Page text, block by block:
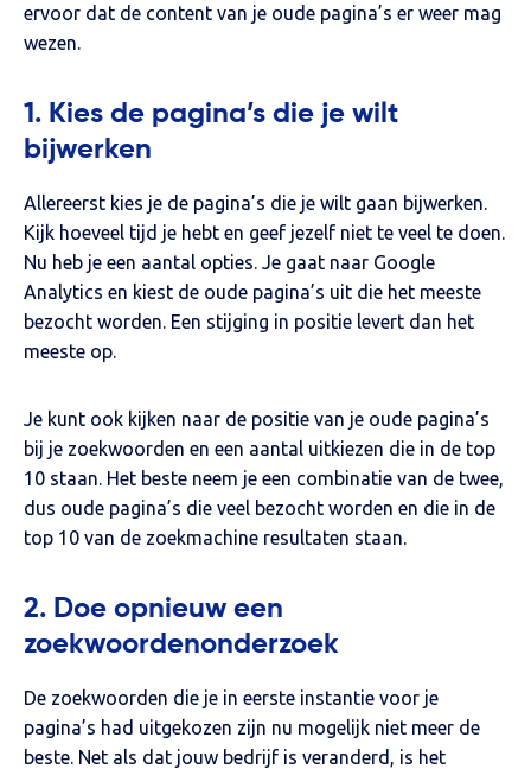
ervoor dat de content van je oude pagina’s er weer mag
wezen.
1. Kies de pagina’s die je wilt
bijwerken
Allereerst kies je de pagina’s die je wilt gaan bijwerken.
Kijk hoeveel tijd je hebt en geef jezelf niet te veel te doen.
Nu heb je een aantal opties. Je gaat naar Google
Analytics en kiest de oude pagina’s uit die het meeste
bezocht worden. Een stijging in positie levert dan het
meeste op.
Je kunt ook kijken naar de positie van je oude pagina’s
bij je zoekwoorden en een aantal uitkiezen die in de top
10 staan. Het beste neem je een combinatie van de twee,
dus oude pagina’s die veel bezocht worden en die in de
top 10 van de zoekmachine resultaten staan.
2. Doe opnieuw een
zoekwoordenonderzoek
De zoekwoorden die je in eerste instantie voor je
pagina’s had uitgekozen zijn nu mogelijk niet meer de
beste. Net als dat jouw bedrijf is veranderd, is het